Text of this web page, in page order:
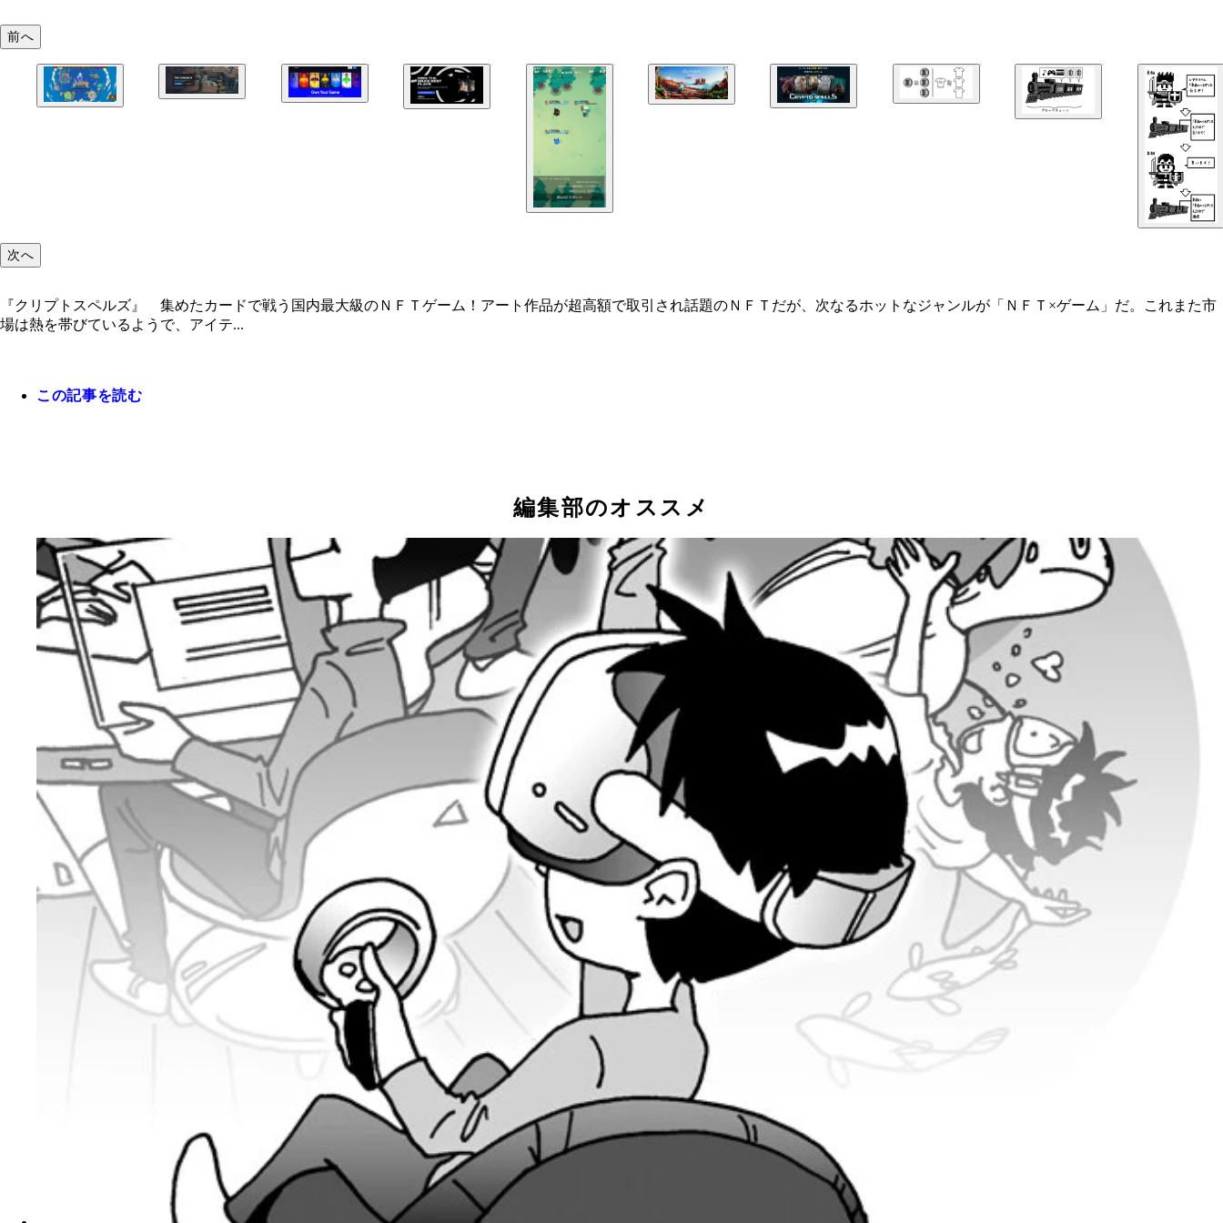
『ザ・サンドボックス』 「ＮＦＴゲーム界のマイクラ」。アバター同士が交流でき、建物やアイテム、ゲームなどを自在に作れる仮想空間！
現実のサッカーの戦績にリンク！ サッカーカードゲーム『ソラーレ』 Ｊリーグも含めた２００以上の実在クラブが登場。例えば１１月８日の場合、一日で２０００件以上
『ＮＢＡ トップショット』 選手のプレー動画がデジタルカード化！ 「ゲーム」というよりコレクション要素が強いが、２２７０万円で取引されたカードも
【図表２】ＮＦＴはブロックチェーン上に載っている。 イーサリアムのブロックチェーン上では仮想通貨が発行できるほか、音楽や画像データ（＝ＮＦＴ）、証明書なども
ことができる
前へ
次へ
『クリプトスペルズ』 集めたカードで戦う国内最大級のＮＦＴゲーム！アート作品が超高額で取引され話題のＮＦＴだが、次なるホットなジャンルが「ＮＦＴ×ゲーム」だ。これまた市
場は熱を帯びているようで、アイテ...
この記事を読む
編集部のオススメ